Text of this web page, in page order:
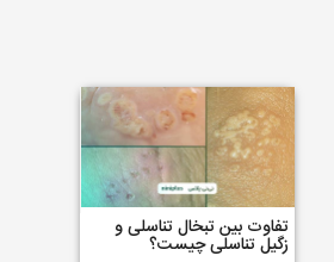
تفاوت بین تبخال تناسلی و
زگیل تناسلی چیست؟